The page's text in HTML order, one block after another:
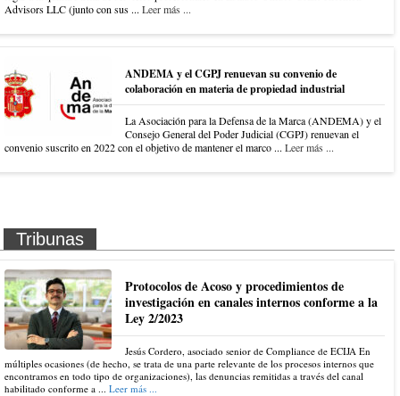
Advisors LLC (junto con sus ... Leer más ...
ANDEMA y el CGPJ renuevan su convenio de
colaboración en materia de propiedad industrial
La Asociación para la Defensa de la Marca (ANDEMA) y el
Consejo General del Poder Judicial (CGPJ) renuevan el
convenio suscrito en 2022 con el objetivo de mantener el marco ... Leer más ...
Tribunas
Protocolos de Acoso y procedimientos de
investigación en canales internos conforme a la
Ley 2/2023
Jesús Cordero, asociado senior de Compliance de ECIJA En
múltiples ocasiones (de hecho, se trata de una parte relevante de los procesos internos que
encontramos en todo tipo de organizaciones), las denuncias remitidas a través del canal
habilitado conforme a ... Leer más ...